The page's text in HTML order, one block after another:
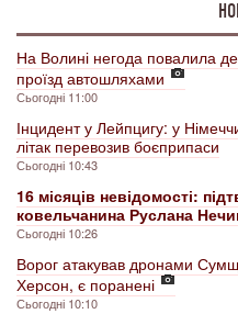
На Волині негода повалила
проїзд автошляхами
Сьогодні 11:00
Інцидент у Лейпцигу: у
літак перевозив боєприпаси
Сьогодні 10:43
16 місяців невідомості:
ковельчанина Руслана
Сьогодні 10:26
Ворог атакував дронами
Херсон, є поранені
Сьогодні 10:10